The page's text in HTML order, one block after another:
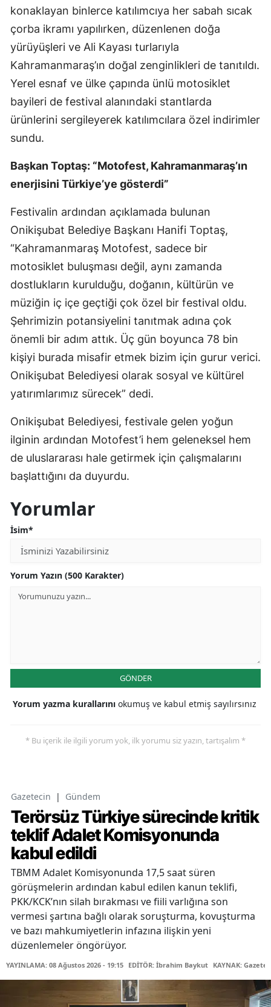
konaklayan binlerce katılımcıya her sabah sıcak
çorba ikramı yapılırken, düzenlenen doğa
yürüyüşleri ve Ali Kayası turlarıyla
Kahramanmaraş’ın doğal zenginlikleri de tanıtıldı.
Yerel esnaf ve ülke çapında ünlü motosiklet
bayileri de festival alanındaki stantlarda
ürünlerini sergileyerek katılımcılara özel indirimler
sundu.
Başkan Toptaş: “Motofest, Kahramanmaraş’ın
enerjisini Türkiye’ye gösterdi”
Festivalin ardından açıklamada bulunan
Onikişubat Belediye Başkanı Hanifi Toptaş,
“Kahramanmaraş Motofest, sadece bir
motosiklet buluşması değil, aynı zamanda
dostlukların kurulduğu, doğanın, kültürün ve
müziğin iç içe geçtiği çok özel bir festival oldu.
Şehrimizin potansiyelini tanıtmak adına çok
önemli bir adım attık. Üç gün boyunca 78 bin
kişiyi burada misafir etmek bizim için gurur verici.
Onikişubat Belediyesi olarak sosyal ve kültürel
yatırımlarımız sürecek” dedi.
Onikişubat Belediyesi, festivale gelen yoğun
ilginin ardından Motofest’i hem geleneksel hem
de uluslararası hale getirmek için çalışmalarını
başlattığını da duyurdu.
Yorumlar
İsim*
Yorum Yazın (500 Karakter)
GÖNDER
Yorum yazma kurallarını okumuş ve kabul etmiş sayılırsınız
* Bu içerik ile ilgili yorum yok, ilk yorumu siz yazın, tartışalım *
Gazetecin | Gündem
Terörsüz Türkiye sürecinde kritik
teklif Adalet Komisyonunda
kabul edildi
TBMM Adalet Komisyonunda 17,5 saat süren
görüşmelerin ardından kabul edilen kanun teklifi,
PKK/KCK’nın silah bırakması ve fiili varlığına son
vermesi şartına bağlı olarak soruşturma, kovuşturma
ve bazı mahkumiyetlerin infazına ilişkin yeni
düzenlemeler öngörüyor.
YAYINLAMA: 08 Ağustos 2026 - 19:15 EDİTÖR: İbrahim Baykut KAYNAK: